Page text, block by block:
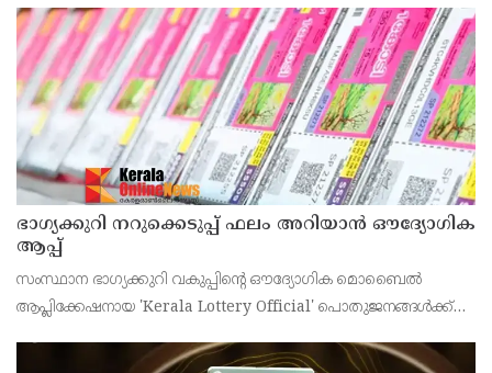
ഭാഗ്യക്കുറി നറുക്കെടുപ്പ് ഫലം അറിയാൻ ഔദ്യോഗിക
ആപ്പ്
സംസ്ഥാന ഭാഗ്യക്കുറി വകുപ്പിന്റെ ഔദ്യോഗിക മൊബൈൽ
ആപ്ലിക്കേഷനായ 'Kerala Lottery Official' പൊതുജനങ്ങൾക്ക്
അഞ്ജു കെ എസ് അറിയിച്ചു.